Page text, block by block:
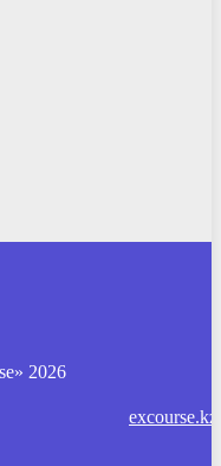
2026
excourse.kz